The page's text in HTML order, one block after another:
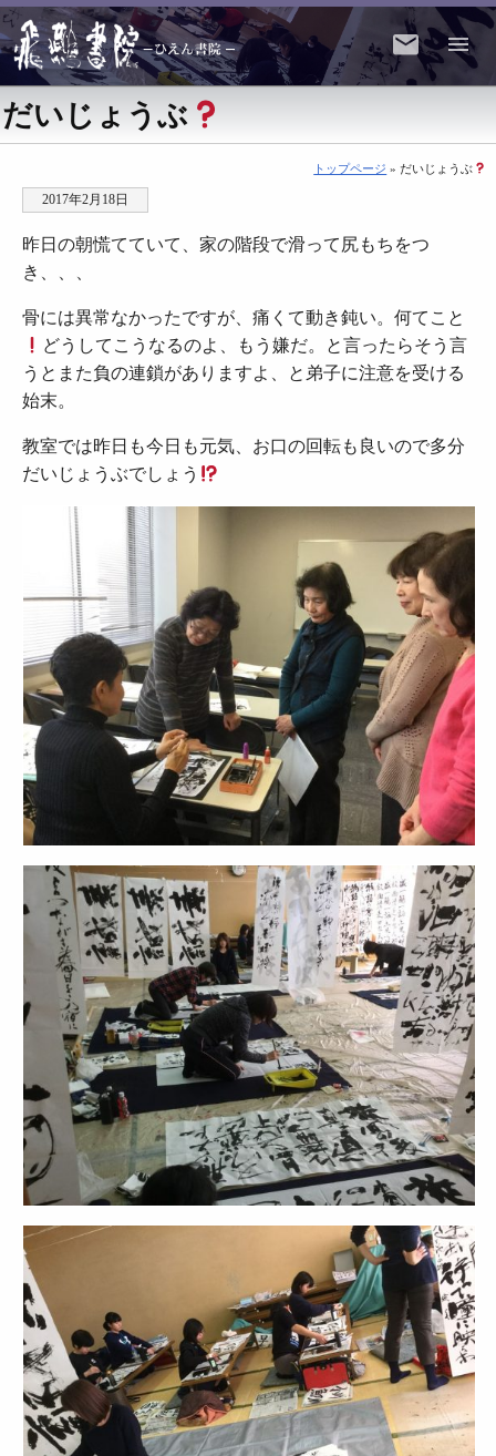
だいじょうぶ
トップページ » だいじょうぶ
2017年2月18日
昨日の朝慌てていて、家の階段で滑って尻もちをつ
き、、、
骨には異常なかったですが、痛くて動き鈍い。何てこと
どうしてこうなるのよ、もう嫌だ。と言ったらそう言
うとまた負の連鎖がありますよ、と弟子に注意を受ける
始末。
教室では昨日も今日も元気、お口の回転も良いので多分
だいじょうぶでしょう